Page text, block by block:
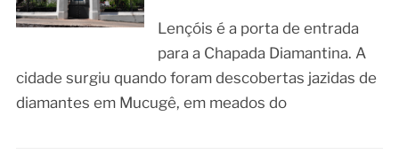
Lençóis é a porta de entrada
para a Chapada Diamantina. A
cidade surgiu quando foram descobertas jazidas de
diamantes em Mucugê, em meados do